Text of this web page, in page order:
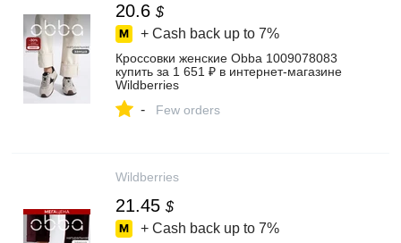
20.6 $
+ Cash back up to 7%
Кроссовки женские Obba 1009078083
купить за 1 651 ₽ в интернет‑магазине
Wildberries
- Few orders
Wildberries
21.45 $
+ Cash back up to 7%